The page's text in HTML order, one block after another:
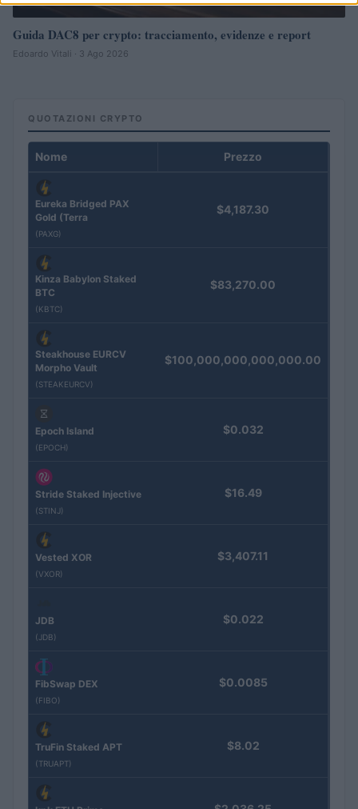
Guida DAC8 per crypto: tracciamento, evidenze e report
Edoardo Vitali · 3 Ago 2026
QUOTAZIONI CRYPTO
Nome Prezzo
Eureka Bridged PAX
Gold (Terra
(PAXG)
$4,187.30
Kinza Babylon Staked
BTC
(KBTC)
$83,270.00
Steakhouse EURCV
Morpho Vault
(STEAKEURCV)
$100,000,000,000,000.00
Epoch Island
(EPOCH)
$0.032
Stride Staked Injective
(STINJ)
$16.49
Vested XOR
(VXOR)
$3,407.11
JDB
(JDB)
$0.022
FibSwap DEX
(FIBO)
$0.0085
TruFin Staked APT
(TRUAPT)
$8.02